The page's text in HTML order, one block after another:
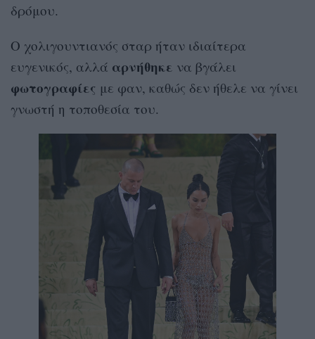
δρόμου.
Ο χολιγουντιανός σταρ ήταν ιδιαίτερα
ευγενικός, αλλά αρνήθηκε να βγάλει
φωτογραφίες με φαν, καθώς δεν ήθελε να γίνει
γνωστή η τοποθεσία του.